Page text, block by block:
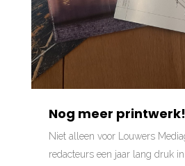
Nog meer printwerk!
Niet alleen voor Louwers
redacteurs een jaar lang druk